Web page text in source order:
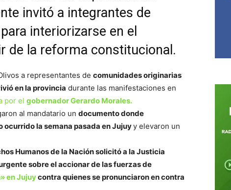
invitó a integrantes de
interiorizarse en el
de la reforma constitucional.
a representantes de comunidades originarias
en la provincia durante las manifestaciones en
por el gobernador Gerardo Morales.
al mandatario un documento donde
la semana pasada en Jujuyy elevaron un
Humanos de la Nación solicitó a la Justicia
sobre el accionar de las fuerzas de
en Jujuycontra quienes se pronunciaron en contra